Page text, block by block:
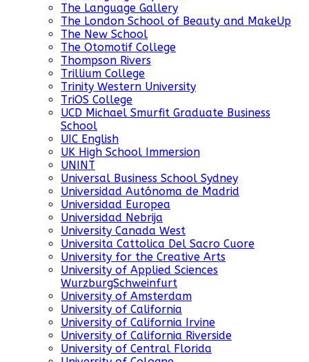
The Language Gallery
The London School of Beauty and MakeUp
The New School
The Otomotif College
Thompson Rivers
Trillium College
Trinity Western University
TriOS College
UCD Michael Smurfit Graduate Business
School
UIC English
UK High School Immersion
UNINT
Universal Business School Sydney
Universidad Autónoma de Madrid
Universidad Europea
Universidad Nebrija
University Canada West
Universita Cattolica Del Sacro Cuore
University for the Creative Arts
University of Applied Sciences
WurzburgSchweinfurt
University of Amsterdam
University of California
University of California Irvine
University of California Riverside
University of Central Florida